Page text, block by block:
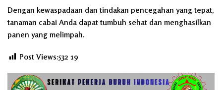
Dengan kewaspadaan dan tindakan pencegahan yang tepat,
tanaman cabai Anda dapat tumbuh sehat dan menghasilkan
panen yang melimpah.
Post Views:532 19